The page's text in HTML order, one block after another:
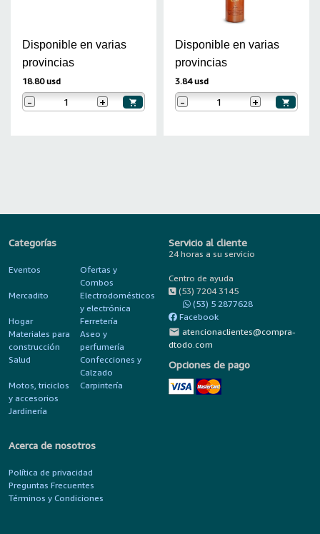
Disponible en varias
provincias
18.80 usd
- +
Disponible en varias
provincias
3.84 usd
- +
Categorías
Eventos
Ofertas y
Combos
Mercadito
Electrodomésticos
y electrónica
Hogar
Ferretería
Materiales para
construcción
Aseo y
perfumería
Salud
Confecciones y
Calzado
Motos, triciclos
y accesorios
Carpintería
Jardinería
Servicio al cliente
24 horas a su servicio
Centro de ayuda
(53) 7204 3145
(53) 5 2877628
Facebook
mail atencionaclientes@compra-
dtodo.com
Opciones de pago
Acerca de nosotros
Política de privacidad
Preguntas Frecuentes
Términos y Condiciones